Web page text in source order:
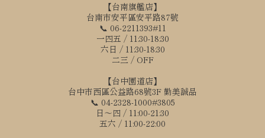
【台南旗艦店】
台南市安平區安平路87號
📞 06-2211393#11
一四五 / 11:30-18:30
六日 / 11:30-18:30
二三 / OFF
【台中園道店】
台中市西區公益路68號3F 勤美誠品
📞 04-2328-1000#3805
日～四 / 11:00-21:30
五六 / 11:00-22:00